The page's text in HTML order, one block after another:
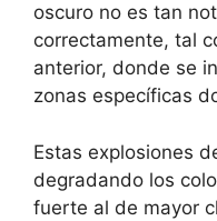
oscuro no es tan
correctamente, tal
anterior, donde se
zonas específicas
Estas explosiones
degradando los
fuerte al de mayor